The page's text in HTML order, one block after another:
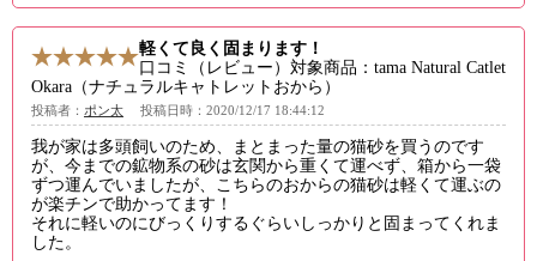
軽くて良く固まります！
口コミ（レビュー）対象商品：tama Natural Catlet
Okara（ナチュラルキャトレットおから）
投稿者： ポン太 投稿日時：2020/12/17 18:44:12
我が家は多頭飼いのため、まとまった量の猫砂を買うのです
が、今までの鉱物系の砂は玄関から重くて運べず、箱から一袋
ずつ運んでいましたが、こちらのおからの猫砂は軽くて運ぶの
が楽チンで助かってます！
それに軽いのにびっくりするぐらいしっかりと固まってくれま
した。